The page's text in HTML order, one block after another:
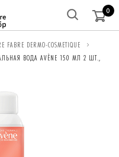
0
DERMO-COSMETIQUE
ВОДА AVÈNE 150 МЛ 2 ШТ.,